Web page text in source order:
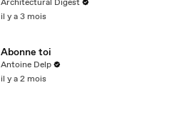
Architectural Digest
il y a 3 mois
Abonne toi
Antoine Delp
il y a 2 mois